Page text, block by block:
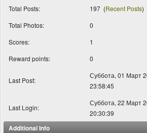
Total Posts:
197 (Recent Posts)
Total Photos:
0
Scores:
1
Reward points:
0
Last Post:
Суббота, 01 Март
23:58:45
Last Login:
Суббота, 22 Март
20:30:39
Additional Info